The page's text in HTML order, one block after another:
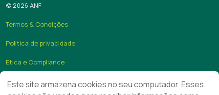
© 2026 ANF
Termos & Condições
Política de privacidade
Ética e Compliance
Quer ser associado da ANF?
Este site armazena cookies no seu computador. Esses